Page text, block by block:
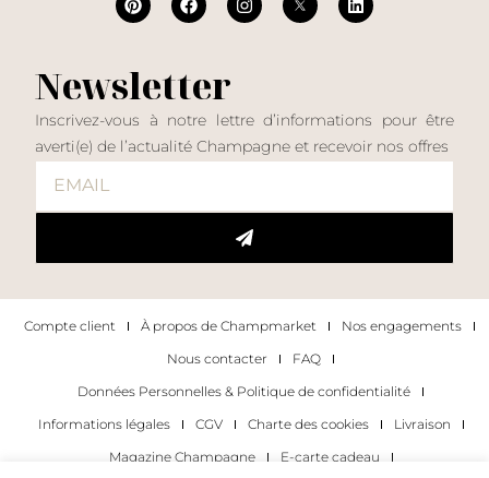
Newsletter
Inscrivez-vous à notre lettre d’informations pour être
averti(e) de l’actualité Champagne et recevoir nos offres
Compte client À propos de Champmarket
Nos engagements
Nous contacter
FAQ
Données Personnelles & Politique de confidentialité
Informations légales
CGV Charte des cookies
Livraison
Magazine Champagne
E-carte cadeau